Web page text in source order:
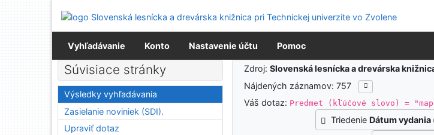
Prejsť na menu
Prehlásenie o webovej prístupnosti
Vyhľadávanie Konto Nastavenie účtu Pomoc
Výsledky vyhľadávania
Zdroj:Slovenská lesnícka a drevárska
Nájdených záznamov: 757
Váš dotaz: Predmet (kľúčové slovo) =
Triedenie Dátum
Súvisiace stránky
Výsledky vyhľadávania
Zasielanie noviniek (SDI).
Upraviť dotaz